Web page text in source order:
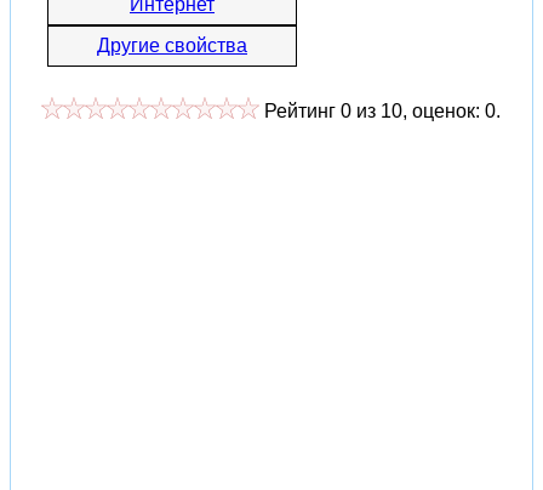
Другие свойства
Рейтинг 0 из 10, оценок: 0.